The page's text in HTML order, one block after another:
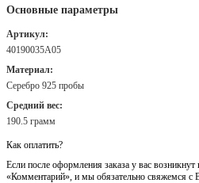
Основные параметры
Артикул:
40190035А05
Материал:
Серебро 925 пробы
Средний вес:
190.5 грамм
Как оплатить?
Если после оформления заказа у вас
«Комментарий», и мы обязательно свяжемся с